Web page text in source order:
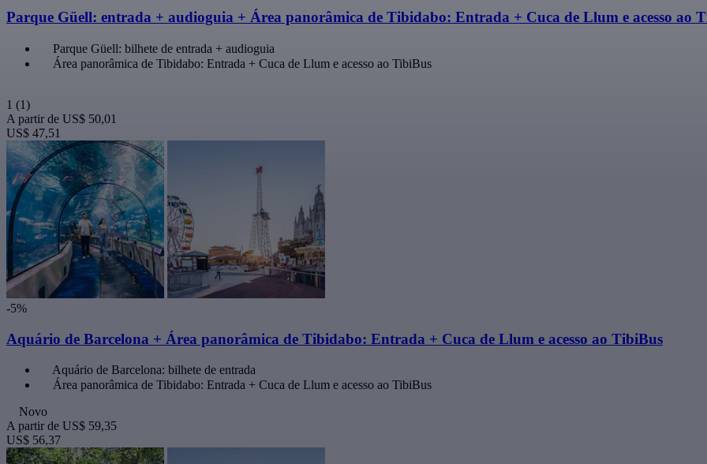
Parque Güell: entrada + audioguia + Área panorâmica de Tibidabo: Entrada + Cuca de Llum e acesso ao
Parque Güell: bilhete de entrada + audioguia
Área panorâmica de Tibidabo: Entrada + Cuca de Llum e acesso ao TibiBus
1 (1)
A partir de US$ 50,01
US$ 47,51
-5%
Aquário de Barcelona + Área panorâmica de Tibidabo: Entrada + Cuca de Llum e acesso ao TibiBus
Aquário de Barcelona: bilhete de entrada
Área panorâmica de Tibidabo: Entrada + Cuca de Llum e acesso ao TibiBus
Novo
A partir de US$ 59,35
US$ 56,37